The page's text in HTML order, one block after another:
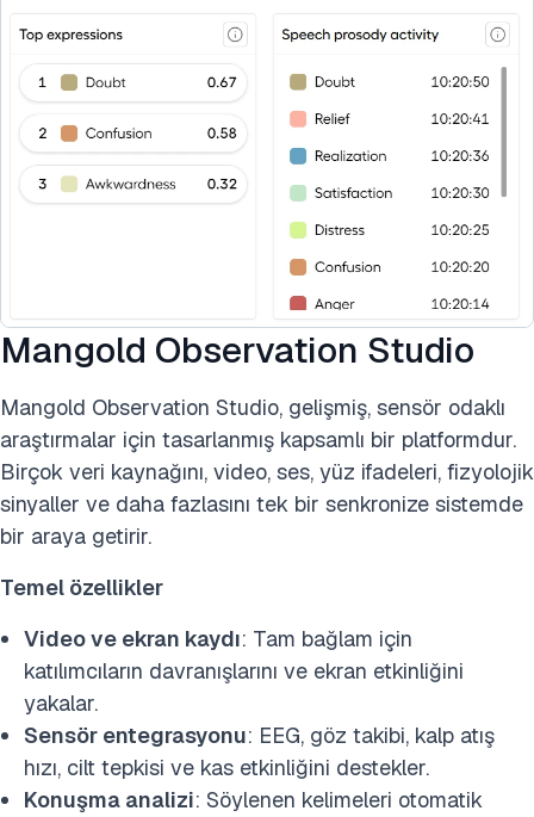
Mangold Observation Studio
Mangold Observation Studio, gelişmiş, sensör odaklı
araştırmalar için tasarlanmış kapsamlı bir platformdur.
Birçok veri kaynağını, video, ses, yüz ifadeleri, fizyolojik
sinyaller ve daha fazlasını tek bir senkronize sistemde
bir araya getirir.
Temel özellikler
Video ve ekran kaydı: Tam bağlam için
katılımcıların davranışlarını ve ekran etkinliğini
yakalar.
Sensör entegrasyonu: EEG, göz takibi, kalp atış
hızı, cilt tepkisi ve kas etkinliğini destekler.
Konuşma analizi: Söylenen kelimeleri otomatik